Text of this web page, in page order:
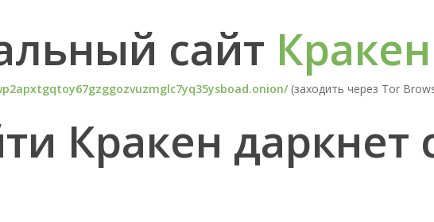
сайт
(заходить через Tor
Кракен даркнет